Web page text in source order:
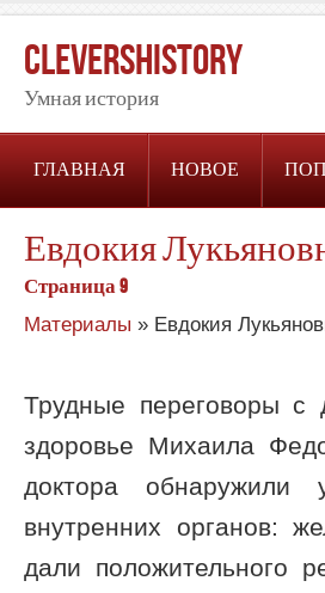
CleversHistory
Умная история
ГЛАВНАЯ НОВОЕ
Евдокия
Страница 9
Материалы » Евдокия
Трудные переговоры с
здоровье Михаила
доктора обнаружили
внутренних органов:
дали положительного